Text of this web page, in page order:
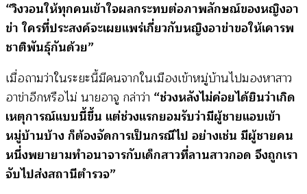
“วิงวอนให้ทุกคนเข้าใจผลกระทบต่อภาพลักษณ์ของหญิงอา
ข่า ใครที่ประสงค์จะเผยแพร่เกี่ยวกับหญิงอาข่าขอให้เคารพ
ชาติพันธุ์กันด้วย”
เมื่อถามว่าในระยะนี้มีคนจากในเมืองเข้าหมู่บ้านไปมองหาสาว
อาข่าอีกหรือไม่ นายอาจู กล่าว่า “ช่วงหลังไม่ค่อยได้ยินว่าเกิด
เหตุการณ์แบบนี้ขึ้น แต่ช่วงแรกยอมรับว่ามีผู้ชายแอบเข้า
หมู่บ้านบ้าง ก็ต้องจัดการเป็นกรณีไป อย่างเช่น มีผู้ชายคน
หนึ่งพยายามทำอนาจารกับเด็กสาวที่ลานสาวกอด จึงถูกเรา
จับไปส่งสถานีตำรวจ”